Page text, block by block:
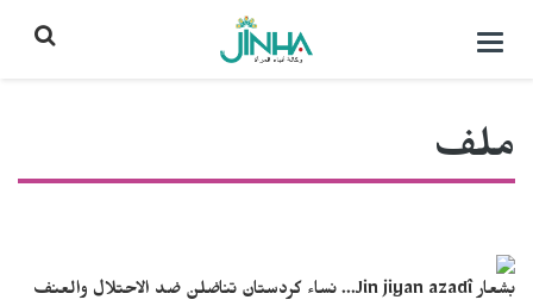
التحكم
ملف
بشعار Jin jiyan azadî... نساء كردستان تناضلن ضد الاحتلال والعنف